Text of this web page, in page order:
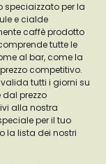
speciaizzato per la
e cialde
caffè prodotto
tutte le
al bar, come la
competitivo.
tutti i giorni su
prezzo
alla nostra
per il tuo
la lista dei nostri